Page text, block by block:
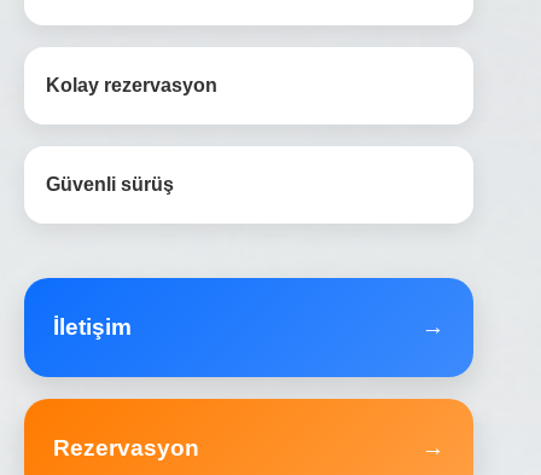
Kolay rezervasyon
Güvenli sürüş
İletişim →
Rezervasyon →